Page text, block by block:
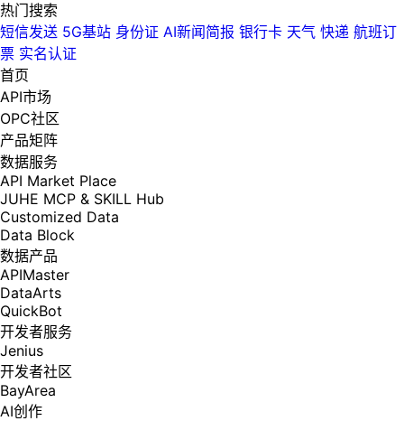
热门搜索
短信发送 5G基站 身份证 AI新闻简报 银行卡 天气 快递 航班订
票 实名认证
首页
API市场
OPC社区
产品矩阵
数据服务
API Market Place
JUHE MCP & SKILL Hub
Customized Data
Data Block
数据产品
APIMaster
DataArts
QuickBot
开发者服务
Jenius
开发者社区
BayArea
AI创作